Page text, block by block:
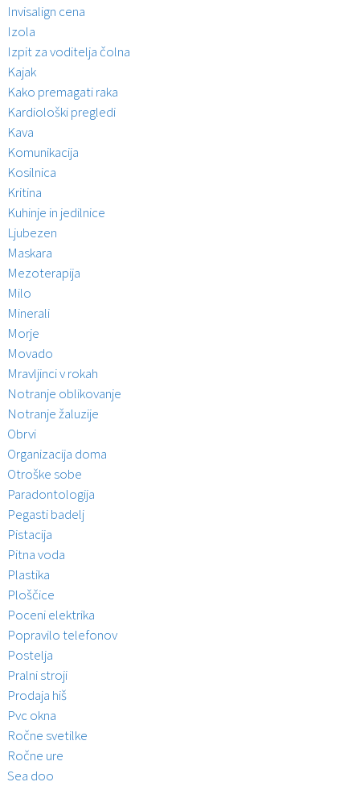
Invisalign cena
Izola
Izpit za voditelja čolna
Kajak
Kako premagati raka
Kardiološki pregledi
Kava
Komunikacija
Kosilnica
Kritina
Kuhinje in jedilnice
Ljubezen
Maskara
Mezoterapija
Milo
Minerali
Morje
Movado
Mravljinci v rokah
Notranje oblikovanje
Notranje žaluzije
Obrvi
Organizacija doma
Otroške sobe
Paradontologija
Pegasti badelj
Pistacija
Pitna voda
Plastika
Ploščice
Poceni elektrika
Popravilo telefonov
Postelja
Pralni stroji
Prodaja hiš
Pvc okna
Ročne svetilke
Ročne ure
Sea doo